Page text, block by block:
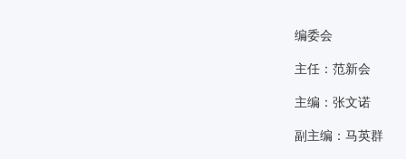
编委会
主任：范新会
主编：张文诺
副主编：马英群